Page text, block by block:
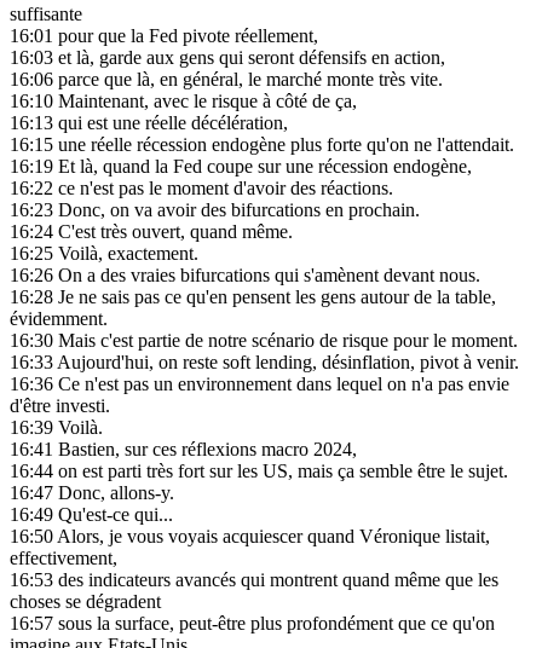
suffisante
16:01 pour que la Fed pivote réellement,
16:03 et là, garde aux gens qui seront défensifs en action,
16:06 parce que là, en général, le marché monte très vite.
16:10 Maintenant, avec le risque à côté de ça,
16:13 qui est une réelle décélération,
16:15 une réelle récession endogène plus forte qu'on ne l'attendait.
16:19 Et là, quand la Fed coupe sur une récession endogène,
16:22 ce n'est pas le moment d'avoir des réactions.
16:23 Donc, on va avoir des bifurcations en prochain.
16:24 C'est très ouvert, quand même.
16:25 Voilà, exactement.
16:26 On a des vraies bifurcations qui s'amènent devant nous.
16:28 Je ne sais pas ce qu'en pensent les gens autour de la table,
évidemment.
16:30 Mais c'est partie de notre scénario de risque pour le moment.
16:33Aujourd'hui, on reste soft lending, désinflation, pivot à venir.
16:36 Ce n'est pas un environnement dans lequel on n'a pas envie
d'être investi.
16:39 Voilà.
16:41 Bastien, sur ces réflexions macro 2024,
16:44 on est parti très fort sur les US, mais ça semble être le sujet.
16:47 Donc, allons-y.
16:49 Qu'est-ce qui...
16:50Alors, je vous voyais acquiescer quand Véronique listait,
effectivement,
16:53 des indicateurs avancés qui montrent quand même que les
choses se dégradent
16:57 sous la surface, peut-être plus profondément que ce qu'on